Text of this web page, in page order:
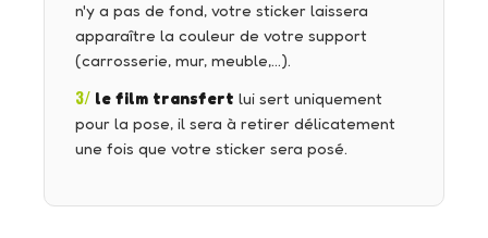
n'y a pas de fond, votre sticker laissera
apparaître la couleur de votre support
(carrosserie, mur, meuble,…).
3/ le film transfert lui sert uniquement
pour la pose, il sera à retirer délicatement
une fois que votre sticker sera posé.